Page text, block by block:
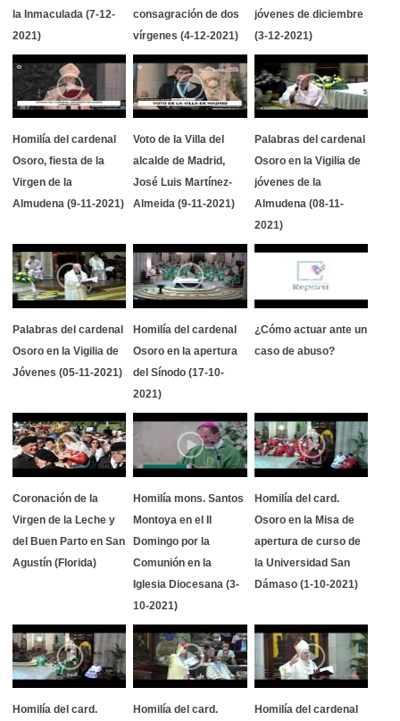
la Inmaculada (7-12-
2021)
consagración de dos
vírgenes (4-12-2021)
jóvenes de diciembre
(3-12-2021)
Homilía del cardenal
Osoro, fiesta de la
Virgen de la
Almudena (9-11-2021)
Voto de la Villa del
alcalde de Madrid,
José Luis Martínez-
Almeida (9-11-2021)
Palabras del cardenal
Osoro en la Vigilia de
jóvenes de la
Almudena (08-11-
2021)
Palabras del cardenal
Osoro en la Vigilia de
Jóvenes (05-11-2021)
Homilía del cardenal
Osoro en la apertura
del Sínodo (17-10-
2021)
¿Cómo actuar ante un
caso de abuso?
Coronación de la
Virgen de la Leche y
del Buen Parto en San
Agustín (Florida)
Homilía mons. Santos
Montoya en el II
Domingo por la
Comunión en la
Iglesia Diocesana (3-
10-2021)
Homilía del card.
Osoro en la Misa de
apertura de curso de
la Universidad San
Dámaso (1-10-2021)
Homilía del card.
Homilía del card.
Homilía del cardenal